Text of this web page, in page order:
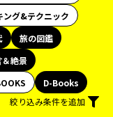
ング&テクニック
旅の図鑑
絶景
D-Books
絞り込み条件を追加